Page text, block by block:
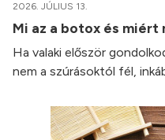
2026. JÚLIUS 13.
Mi az a botox és miért
Ha valaki először
nem a szúrásoktól fél,